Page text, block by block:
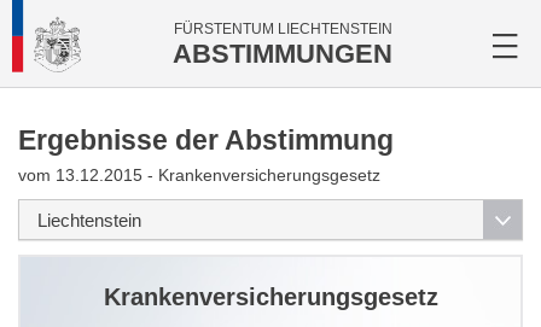
FÜRSTENTUM LIECHTENSTEIN
ABSTIMMUNGEN
Ergebnisse der Abstimmung
vom 13.12.2015 - Krankenversicherungsgesetz
Krankenversicherungsgesetz